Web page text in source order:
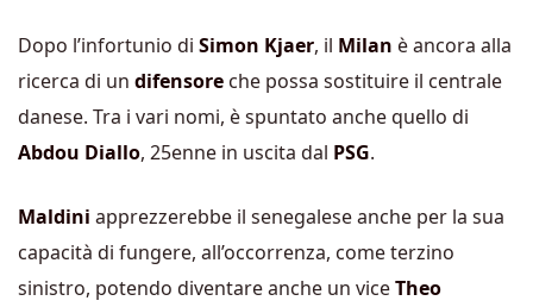
Dopo l’infortunio di Simon Kjaer, il Milan è ancora alla
ricerca di un difensore che possa sostituire il centrale
danese. Tra i vari nomi, è spuntato anche quello di
Abdou Diallo, 25enne in uscita dal PSG.
Maldini apprezzerebbe il senegalese anche per la sua
capacità di fungere, all’occorrenza, come terzino
sinistro, potendo diventare anche un viceTheo